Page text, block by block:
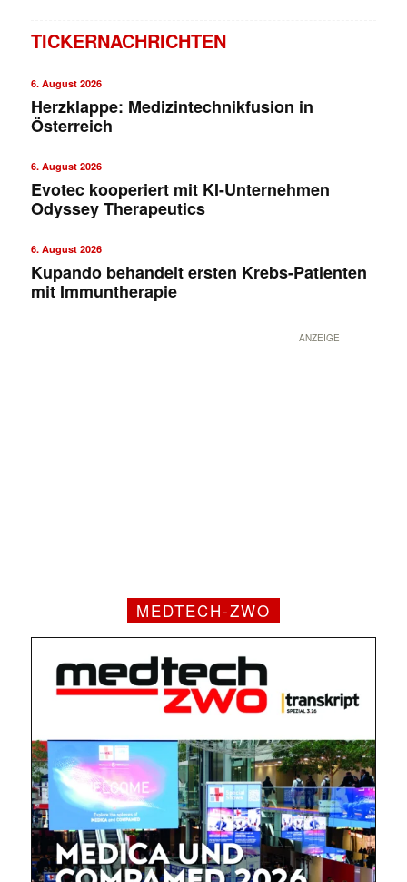
TICKERNACHRICHTEN
6. August 2026
Herzklappe: Medizintechnikfusion in
Österreich
6. August 2026
Evotec kooperiert mit KI-Unternehmen
Odyssey Therapeutics
6. August 2026
Kupando behandelt ersten Krebs-Patienten
mit Immuntherapie
ANZEIGE
MEDTECH-ZWO